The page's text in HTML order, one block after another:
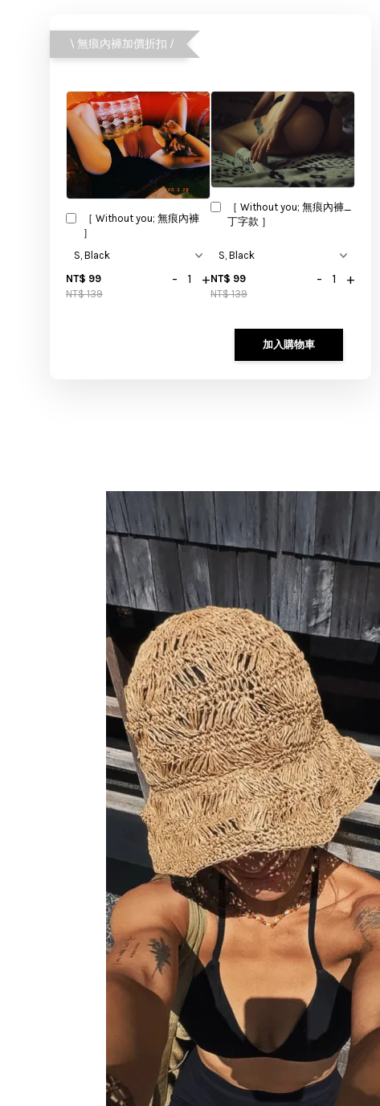
\ 無痕內褲加價折扣 /
［ Without you; 無痕內褲
］
NT$ 99
NT$ 139
- +
［ Without you; 無痕內褲_
丁字款 ］
NT$ 99
NT$ 139
- +
加入購物車